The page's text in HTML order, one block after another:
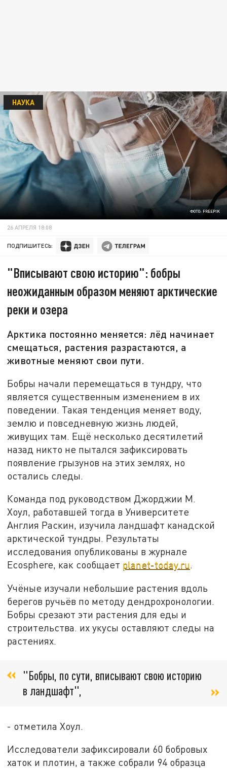
ФОТО: FREEPIK
НАУКА
26 АПРЕЛЯ 18:08
ПОДПИШИТЕСЬ:
"Вписывают свою историю": бобры
неожиданным образом меняют арктические
реки и озера
Арктика постоянно меняется: лёд начинает
смещаться, растения разрастаются, а
животные меняют свои пути.
Бобры начали перемещаться в тундру, что
является существенным изменением в их
поведении. Такая тенденция меняет воду,
землю и повседневную жизнь людей,
живущих там. Ещё несколько десятилетий
назад никто не пытался зафиксировать
появление грызунов на этих землях, но
остались следы.
Команда под руководством Джорджии М.
Хоул, работавшей тогда в Университете
Англия Раскин, изучила ландшафт канадской
арктической тундры. Результаты
исследования опубликованы в журнале
Ecosphere, как сообщает planet-today.ru.
Учёные изучали небольшие растения вдоль
берегов ручьёв по методу дендрохронологии.
Бобры срезают эти растения для еды и
строительства. их укусы оставляют следы на
растениях.
"Бобры, по сути, вписывают свою историю
в ландшафт",
- отметила Хоул.
Исследователи зафиксировали 60 бобровых
хаток и плотин, а также собрали 94 образца